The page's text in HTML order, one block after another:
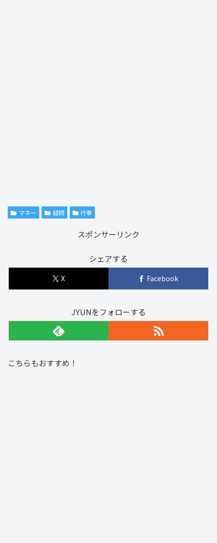
マネー 疑問 行事
スポンサーリンク
シェアする
X Facebook
JYUNをフォローする
こちらもおすすめ！